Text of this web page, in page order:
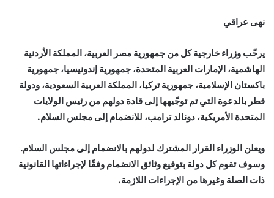
نهى عراقي
يرحّب وزراء خارجية كل من جمهورية مصر العربية، المملكة الأردنية
الهاشمية، الإمارات العربية المتحدة، جمهورية إندونيسيا، جمهورية
باكستان الإسلامية، جمهورية تركيا، المملكة العربية السعودية، ودولة
قطر بالدعوة التي تم توجّيهها إلى قادة دولهم من رئيس الولايات
المتحدة الأمريكية، دونالد ترامب، للانضمام إلى مجلس السلام.
ويعلن الوزراء القرار المشترك لدولهم بالانضمام إلى مجلس السلام.
وسوف تقوم كل دولة بتوقيع وثائق الانضمام وفقًا لإجراءاتها القانونية
ذات الصلة وغيرها من الإجراءات اللازمة.